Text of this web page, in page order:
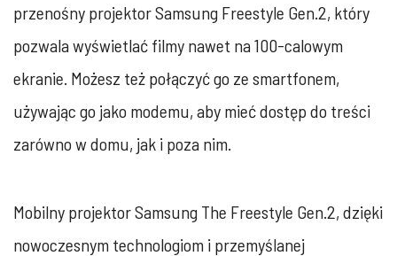
przenośny projektor Samsung Freestyle Gen.2, który
pozwala ‎wyświetlać filmy nawet na 100-calowym
ekranie. Możesz też połączyć go ze smartfonem,
‎używając go jako modemu, aby mieć dostęp do treści
zarówno w domu, jak i poza nim.
Mobilny projektor Samsung The Freestyle Gen.2, dzięki
nowoczesnym technologiom i przemyślanej